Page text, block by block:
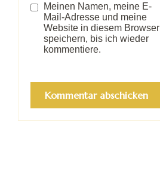
Meinen Namen, meine E-
Mail-Adresse und meine
Website in diesem Browser
speichern, bis ich wieder
kommentiere.